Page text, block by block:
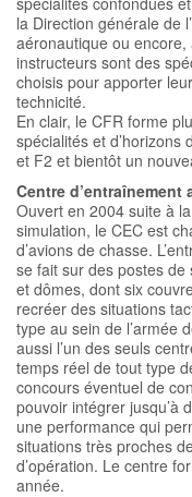
la Direction générale de
aéronautique ou
instructeurs sont des
choisis pour apporter
technicité.
En clair, le CFR forme
spécialités et d’horizons
et F2 et bientôt un
Centre d’entraînement
Ouvert en 2004 suite à
simulation, le CEC est
d’avions de chasse.
se fait sur des postes
et dômes, dont six
recréer des situations
type au sein de l’armée
aussi l’un des seuls
temps réel de tout type
concours éventuel de
pouvoir intégrer jusqu’à
une performance qui
situations très proches
d’opération. Le centre
année.